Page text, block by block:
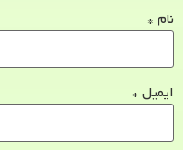
نام *
ایمیل *